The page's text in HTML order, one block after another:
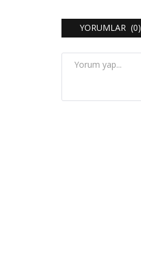
YORUMLAR (0)